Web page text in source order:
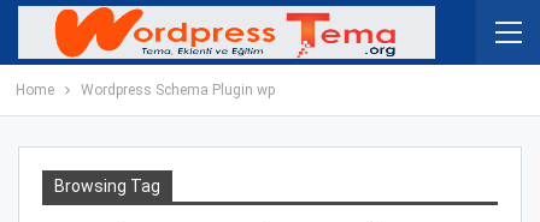
Home Wordpress Schema Plugin wp
Browsing Tag